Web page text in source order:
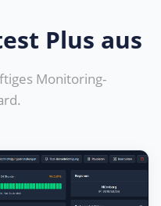
Plus aus
Monitoring-